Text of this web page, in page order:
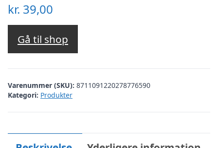
kr. 39,00
Gå til shop
Varenummer (SKU): 8711091220278776590
Kategori: Produkter